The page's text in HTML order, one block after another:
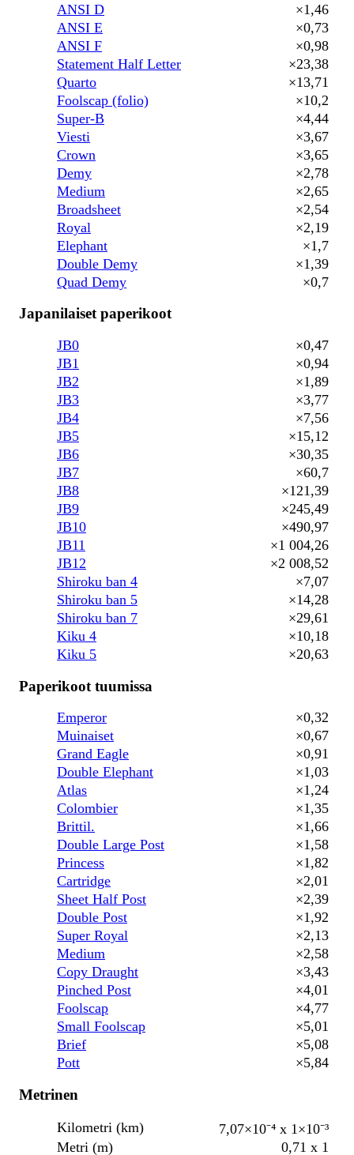
ANSI D
×1,46
ANSI E
×0,73
ANSI F
×0,98
Statement Half Letter
×23,38
Quarto
×13,71
Foolscap (folio)
×10,2
Super-B
×4,44
Viesti
×3,67
Crown
×3,65
Demy
×2,78
Medium
×2,65
Broadsheet
×2,54
Royal
×2,19
Elephant
×1,7
Double Demy
×1,39
Quad Demy
×0,7
Japanilaiset paperikoot
JB0
×0,47
JB1
×0,94
JB2
×1,89
JB3
×3,77
JB4
×7,56
JB5
×15,12
JB6
×30,35
JB7
×60,7
JB8
×121,39
JB9
×245,49
JB10
×490,97
JB11
×1 004,26
JB12
×2 008,52
Shiroku ban 4
×7,07
Shiroku ban 5
×14,28
Shiroku ban 7
×29,61
Kiku 4
×10,18
Kiku 5
×20,63
Paperikoot tuumissa
Emperor
×0,32
Muinaiset
×0,67
Grand Eagle
×0,91
Double Elephant
×1,03
Atlas
×1,24
Colombier
×1,35
Brittil.
×1,66
Double Large Post
×1,58
Princess
×1,82
Cartridge
×2,01
Sheet Half Post
×2,39
Double Post
×1,92
Super Royal
×2,13
Medium
×2,58
Copy Draught
×3,43
Pinched Post
×4,01
Foolscap
×4,77
Small Foolscap
×5,01
Brief
×5,08
Pott
×5,84
Metrinen
Kilometri (km)
7,07×10⁻⁴ x 1×10⁻³
Metri (m)
0,71 x 1